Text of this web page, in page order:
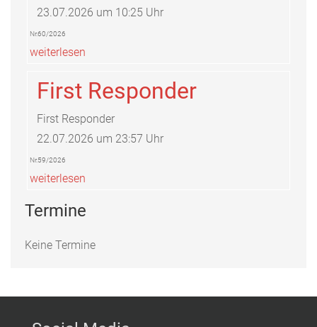
23.07.2026 um 10:25 Uhr
Nr.60/2026
weiterlesen
First Responder
First Responder
22.07.2026 um 23:57 Uhr
Nr.59/2026
weiterlesen
Termine
Keine Termine